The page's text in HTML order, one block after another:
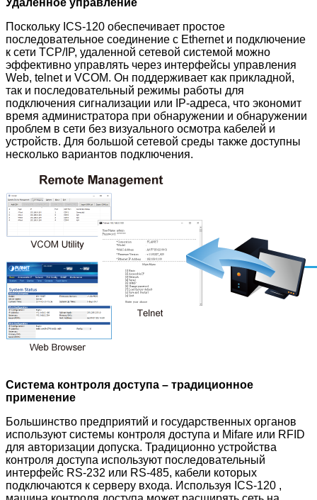
Поскольку ICS-120 обеспечивает простое
последовательное соединение с Ethernet и подключение
к сети TCP/IP, удаленной сетевой системой можно
эффективно управлять через интерфейсы управления
Web, telnet и VCOM. Он поддерживает как прикладной,
так и последовательный режимы работы для
подключения сигнализации или IP-адреса, что экономит
время администратора при обнаружении и обнаружении
проблем в сети без визуального осмотра кабелей и
устройств. Для большой сетевой среды также доступны
несколько вариантов подключения.
Система контроля доступа – традиционное
применение
Большинство предприятий и государственных органов
используют системы контроля доступа и Mifare или RFID
для авторизации допуска. Традиционно устройства
контроля доступа используют последовательный
интерфейс RS-232 или RS-485, кабели которых
подключаются к серверу входа. Используя ICS-120 ,